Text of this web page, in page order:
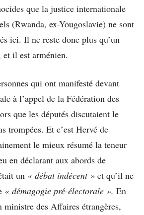
que la justice internationale
(Rwanda, ex-Yougoslavie) ne sont
ici. Il ne reste donc plus qu’un
et il est arménien.
qui ont manifesté devant
à l’appel de la Fédération des
que les députés discutaient le
trompées. Et c’est Hervé de
le mieux résumé la teneur
en déclarant aux abords de
un « débat indécent » et qu’il ne
« démagogie pré-électorale ». En
ministre des Affaires étrangères,